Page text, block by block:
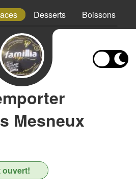
Desserts Boissons
Mesneux
ouvert!